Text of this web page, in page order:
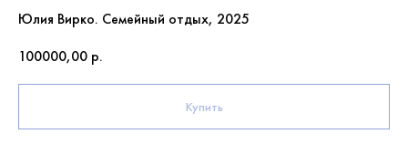
Юлия Вирко. Семейный отдых, 2025
100000,00 р.
Купить